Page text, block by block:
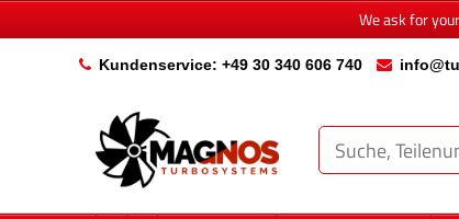
We ask for
Kundenservice: +49 30 340 606 740